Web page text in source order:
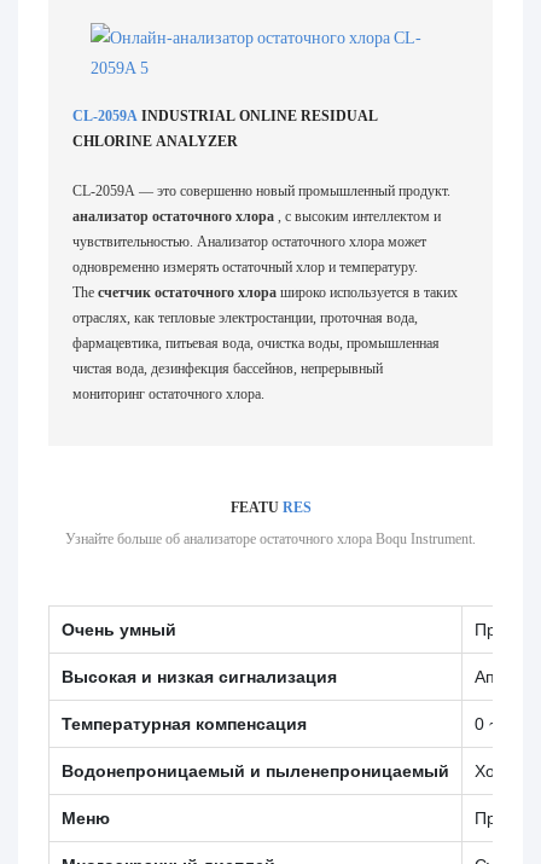
CL-2059AINDUSTRIAL ONLINE RESIDUAL
CHLORINE ANALYZER
CL-2059A — это совершенно новый промышленный продукт.
анализатор остаточного хлора, с высоким интеллектом и
чувствительностью. Анализатор остаточного хлора может
одновременно измерять остаточный хлор и температуру.
Theсчетчик остаточного хлорашироко используется в таких
отраслях, как тепловые электростанции, проточная вода,
фармацевтика, питьевая вода, очистка воды, промышленная
чистая вода, дезинфекция бассейнов, непрерывный
мониторинг остаточного хлора.
FEATU RES
Узнайте больше об анализаторе остаточного хлора Boqu Instrument.
Очень умный
Высокая и низкая сигнализация
Температурная компенсация 0 ~ 50
Водонепроницаемый и пыленепроницаемый
Меню